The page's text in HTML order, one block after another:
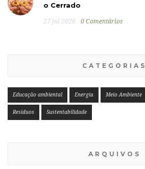
o Cerrado
27 jul 2026 0 Comentários
CATEGORIAS
Educação ambiental Energia Meio Ambiente
Resíduos Sustentabilidade
ARQUIVOS